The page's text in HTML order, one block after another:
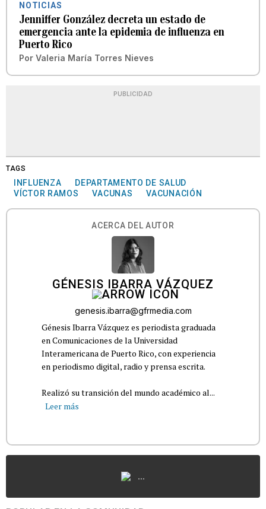
NOTICIAS
Jenniffer González decreta un estado de
emergencia ante la epidemia de influenza en
Puerto Rico
Por Valeria María Torres Nieves
PUBLICIDAD
TAGS
INFLUENZA
DEPARTAMENTO DE SALUD
VÍCTOR RAMOS
VACUNAS VACUNACIÓN
ACERCA DEL AUTOR
GÉNESIS IBARRA VÁZQUEZ
genesis.ibarra@gfrmedia.com
Génesis Ibarra Vázquez es periodista graduada
en Comunicaciones de la Universidad
Interamericana de Puerto Rico, con experiencia
en periodismo digital, radio y prensa escrita.
Realizó su transición del mundo académico al...
Leer más
...